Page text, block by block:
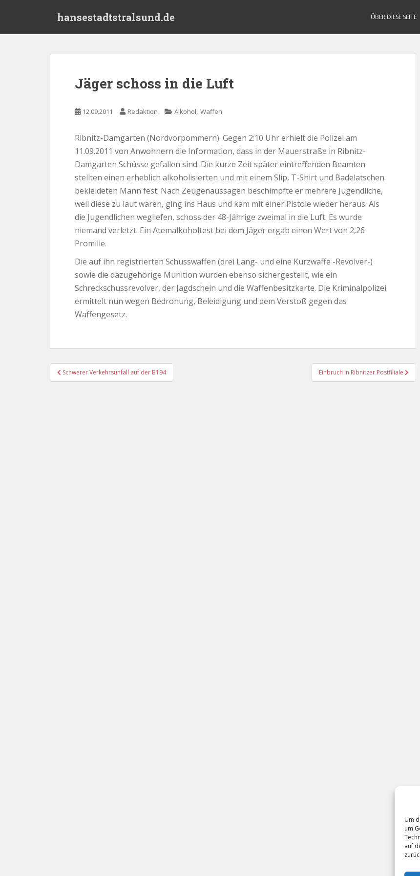
Um
um
auf
hansestadtstralsund.de ÜBER DIESE SEITE
Jäger schoss in die Luft
12.09.2011 Redaktion Alkohol, Waffen
Ribnitz-Damgarten (Nordvorpommern). Gegen 2:10 Uhr erhielt die Polizei am
11.09.2011 von Anwohnern die Information, dass in der Mauerstraße in Ribnitz-
Damgarten Schüsse gefallen sind. Die kurze Zeit später eintreffenden Beamten
stellten einen erheblich alkoholisierten und mit einem Slip, T-Shirt und Badelatschen
bekleideten Mann fest. Nach Zeugenaussagen beschimpfte er mehrere Jugendliche,
weil diese zu laut waren, ging ins Haus und kam mit einer Pistole wieder heraus. Als
die Jugendlichen wegliefen, schoss der 48-Jährige zweimal in die Luft. Es wurde
niemand verletzt. Ein Atemalkoholtest bei dem Jäger ergab einen Wert von 2,26
Promille.
Die auf ihn registrierten Schusswaffen (drei Lang- und eine Kurzwaffe -Revolver-)
sowie die dazugehörige Munition wurden ebenso sichergestellt, wie ein
Schreckschussrevolver, der Jagdschein und die Waffenbesitzkarte. Die Kriminalpolizei
ermittelt nun wegen Bedrohung, Beleidigung und dem Verstoß gegen das
Waffengesetz.
Beitragsnavigation
Schwerer Verkehrsunfall auf der B194 Einbruch in Ribnitzer Postfiliale